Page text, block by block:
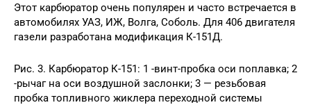
Этот карбюратор очень популярен и часто встречается в
автомобилях УАЗ, ИЖ, Волга, Соболь. Для 406 двигателя
газели разработана модификация К-151Д.
Рис. 3. Карбюратор К-151: 1 -винт-пробка оси поплавка; 2
-рычаг на оси воздушной заслонки; 3 — резьбовая
пробка топливного жиклера переходной системы